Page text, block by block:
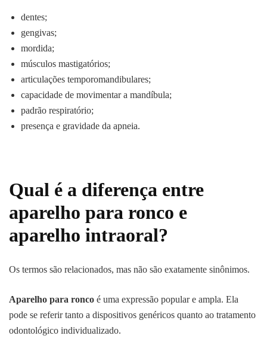
dentes;
gengivas;
mordida;
músculos mastigatórios;
articulações temporomandibulares;
capacidade de movimentar a mandíbula;
padrão respiratório;
presença e gravidade da apneia.
Qual é a diferença entre
aparelho para ronco e
aparelho intraoral?
Os termos são relacionados, mas não são exatamente sinônimos.
Aparelho para ronco é uma expressão popular e ampla. Ela
pode se referir tanto a dispositivos genéricos quanto ao tratamento
odontológico individualizado.